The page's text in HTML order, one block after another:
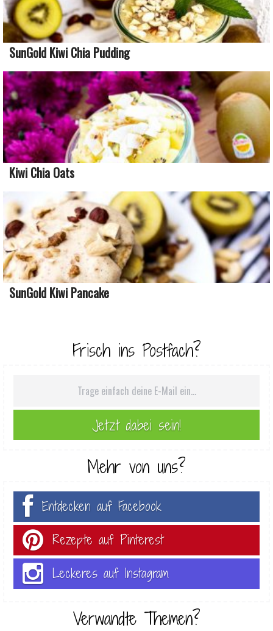
SunGold Kiwi Chia Pudding
Kiwi Chia Oats
SunGold Kiwi Pancake
Frisch ins Postfach?
Mehr von uns?
Entdecken auf Facebook
Rezepte auf Pinterest
Leckeres auf Instagram
Verwandte Themen?